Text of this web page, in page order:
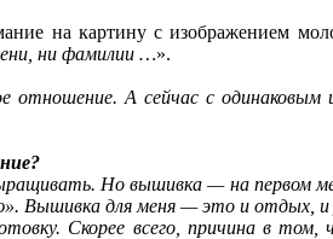
на картину с изображением
ни фамилии …».
отношение. А сейчас с
Но вышивка — на первом
Вышивка для меня — это и
Скорее всего, причина в